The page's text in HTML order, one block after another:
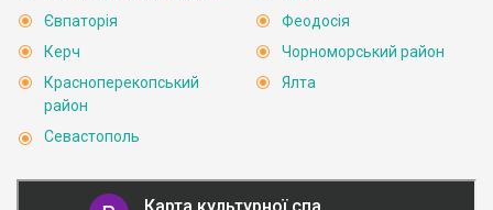
Євпаторія
Керч
Красноперекопський
район
Севастополь
Феодосія
Чорноморський район
Ялта